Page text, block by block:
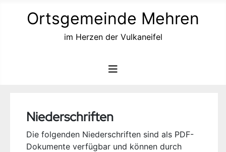
Ortsgemeinde Mehren
im Herzen der Vulkaneifel
Niederschriften
Die folgenden Niederschriften sind als PDF-
Dokumente verfügbar und können durch